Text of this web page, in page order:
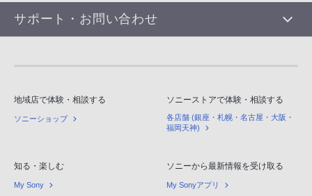
サポート・お問い合わせ
地域店で体験・相談する
ソニーショップ
ソニーストアで体験・相談する
各店舗 (銀座・札幌・名古屋・大阪・
福岡天神)
知る・楽しむ
My Sony
ソニーから最新情報を受け取る
My Sonyアプリ